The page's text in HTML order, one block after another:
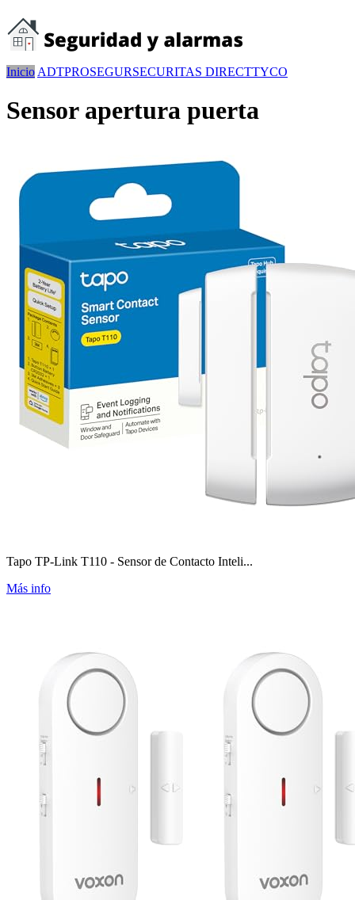
Inicio ADTPROSEGURSECURITAS DIRECTTYCO
Sensor apertura puerta
Tapo TP-Link T110 - Sensor de Contacto Inteli...
Más info